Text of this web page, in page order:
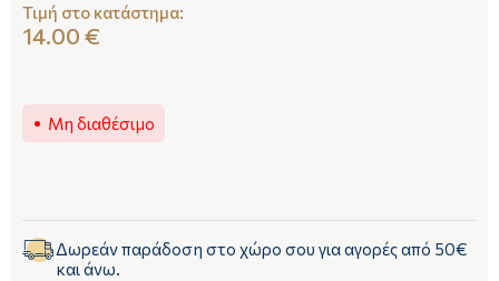
Τιμή στο κατάστημα:
14.00 €
Μη διαθέσιμο
Δωρεάν παράδοση στο χώρο σου για αγορές από 50€
και άνω.